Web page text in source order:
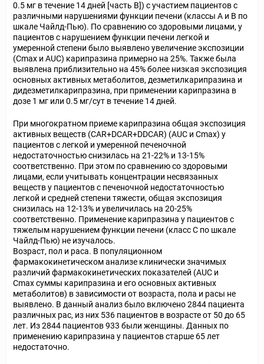
0.5 мг в течение 14 дней [часть В]) с участием пациентов с
различными нарушениями функции печени (классы А и В по
шкале Чайлд-Пью). По сравнению со здоровыми лицами, у
пациентов с нарушением функции печени легкой и
умеренной степени было выявлено увеличение экспозиции
(Сmax и AUC) карипразина примерно на 25%. Также была
выявлена приблизительно на 45% более низкая экспозиция
основных активных метаболитов, дезметилкарипразина и
дидезметилкарипразина, при применении карипразина в
дозе 1 мг или 0.5 мг/сут в течение 14 дней.
При многократном приеме карипразина общая экспозиция
активных веществ (CAR+DCAR+DDCAR) (AUC и Сmax) у
пациентов с легкой и умеренной печеночной
недостаточностью снизилась на 21-22% и 13-15%
соответственно. При этом по сравнению со здоровыми
лицами, если учитывать концентрации несвязанных
веществ у пациентов с печеночной недостаточностью
легкой и средней степени тяжести, общая экспозиция
снизилась на 12-13% и увеличилась на 20-25%
соответственно. Применение карипразина у пациентов с
тяжелым нарушением функции печени (класс С по шкале
Чайлд-Пью) не изучалось.
Возраст, пол и раса. В популяционном
фармакокинетическом анализе клинически значимых
различий фармакокинетических показателей (AUC и
Сmax суммы карипразина и его основных активных
метаболитов) в зависимости от возраста, пола и расы не
выявлено. В данный анализ было включено 2844 пациента
различных рас, из них 536 пациентов в возрасте от 50 до 65
лет. Из 2844 пациентов 933 были женщины. Данных по
применению карипразина у пациентов старше 65 лет
недостаточно.